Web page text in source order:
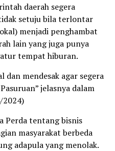
daerah segera
setuju bila terlontar
menjadi penghambat
lain yang juga punya
tempat hiburan.
dan mendesak agar segera
jelasnya dalam
2024)
Perda tentang bisnis
masyarakat berbeda
adapula yang menolak.